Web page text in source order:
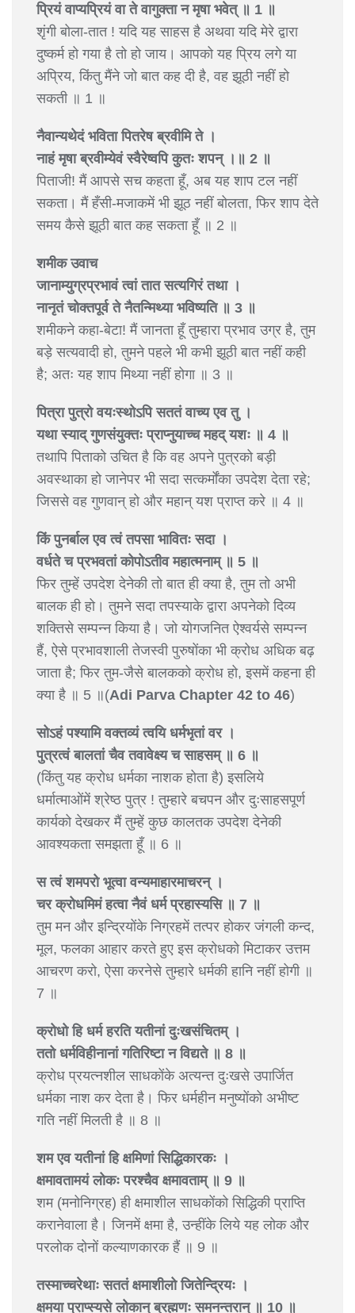
प्रियं वाप्यप्रियं वा ते वागुक्ता न मृषा भवेत् ॥ 1 ॥
शृंगी बोला-तात ! यदि यह साहस है अथवा यदि मेरे द्वारा
दुष्कर्म हो गया है तो हो जाय। आपको यह प्रिय लगे या
अप्रिय, किंतु मैंने जो बात कह दी है, वह झूठी नहीं हो
सकती ॥ 1 ॥
नैवान्यथेदं भविता पितरेष ब्रवीमि ते ।
नाहं मृषा ब्रवीम्येवं स्वैरेष्वपि कुतः शपन् ।॥ 2 ॥
पिताजी! मैं आपसे सच कहता हूँ, अब यह शाप टल नहीं
सकता। मैं हँसी-मजाकमें भी झूठ नहीं बोलता, फिर शाप देते
समय कैसे झूठी बात कह सकता हूँ ॥ 2 ॥
शमीक उवाच
जानाम्युग्रप्रभावं त्वां तात सत्यगिरं तथा ।
नानृतं चोक्तपूर्व ते नैतन्मिथ्या भविष्यति ॥ 3 ॥
शमीकने कहा-बेटा! मैं जानता हूँ तुम्हारा प्रभाव उग्र है, तुम
बड़े सत्यवादी हो, तुमने पहले भी कभी झूठी बात नहीं कही
है; अतः यह शाप मिथ्या नहीं होगा ॥ 3 ॥
पित्रा पुत्रो वयःस्थोऽपि सततं वाच्य एव तु ।
यथा स्याद् गुणसंयुक्तः प्राप्नुयाच्च महद् यशः ॥ 4 ॥
तथापि पिताको उचित है कि वह अपने पुत्रको बड़ी
अवस्थाका हो जानेपर भी सदा सत्कर्मोंका उपदेश देता रहे;
जिससे वह गुणवान् हो और महान् यश प्राप्त करे ॥ 4 ॥
किं पुनर्बाल एव त्वं तपसा भावितः सदा ।
वर्धते च प्रभवतां कोपोऽतीव महात्मनाम् ॥ 5 ॥
फिर तुम्हें उपदेश देनेकी तो बात ही क्या है, तुम तो अभी
बालक ही हो। तुमने सदा तपस्याके द्वारा अपनेको दिव्य
शक्तिसे सम्पन्न किया है। जो योगजनित ऐश्वर्यसे सम्पन्न
हैं, ऐसे प्रभावशाली तेजस्वी पुरुषोंका भी क्रोध अधिक बढ़
जाता है; फिर तुम-जैसे बालकको क्रोध हो, इसमें कहना ही
क्या है ॥ 5 ॥(Adi Parva Chapter 42 to 46)
सोऽहं पश्यामि वक्तव्यं त्वयि धर्मभृतां वर ।
पुत्रत्वं बालतां चैव तवावेक्ष्य च साहसम् ॥ 6 ॥
(किंतु यह क्रोध धर्मका नाशक होता है) इसलिये
धर्मात्माओंमें श्रेष्ठ पुत्र ! तुम्हारे बचपन और दुःसाहसपूर्ण
कार्यको देखकर मैं तुम्हें कुछ कालतक उपदेश देनेकी
आवश्यकता समझता हूँ ॥ 6 ॥
स त्वं शमपरो भूत्वा वन्यमाहारमाचरन् ।
चर क्रोधमिमं हत्वा नैवं धर्म प्रहास्यसि ॥ 7 ॥
तुम मन और इन्द्रियोंके निग्रहमें तत्पर होकर जंगली कन्द,
मूल, फलका आहार करते हुए इस क्रोधको मिटाकर उत्तम
आचरण करो, ऐसा करनेसे तुम्हारे धर्मकी हानि नहीं होगी ॥
7 ॥
क्रोधो हि धर्म हरति यतीनां दुःखसंचितम् ।
ततो धर्मविहीनानां गतिरिष्टा न विद्यते ॥ 8 ॥
क्रोध प्रयत्नशील साधकोंके अत्यन्त दुःखसे उपार्जित
धर्मका नाश कर देता है। फिर धर्महीन मनुष्योंको अभीष्ट
गति नहीं मिलती है ॥ 8 ॥
शम एव यतीनां हि क्षमिणां सिद्धिकारकः ।
क्षमावतामयं लोकः परश्चैव क्षमावताम् ॥ 9 ॥
शम (मनोनिग्रह) ही क्षमाशील साधकोंको सिद्धिकी प्राप्ति
करानेवाला है। जिनमें क्षमा है, उन्हींके लिये यह लोक और
परलोक दोनों कल्याणकारक हैं ॥ 9 ॥
तस्माच्चरेथाः सततं क्षमाशीलो जितेन्द्रियः ।
क्षमया प्राप्स्यसे लोकान् ब्रह्मणः समनन्तरान् ॥ 10 ॥